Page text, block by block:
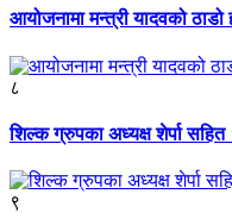
आयोजनामा मन्त्री यादवको ठाडो
८
शिल्क ग्रुपका अध्यक्ष शेर्पा
९